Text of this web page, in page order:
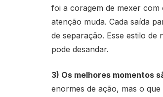
foi a coragem de mexer com
atenção muda. Cada saída
de separação. Esse estilo
pode desandar.
3) Os melhores momentos
enormes de ação, mas o